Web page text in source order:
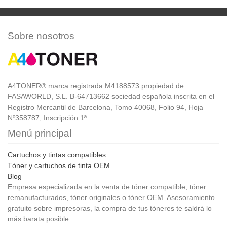
Sobre nosotros
A4TONER® marca registrada M4188573 propiedad de
FASAWORLD, S.L. B-64713662 sociedad española inscrita en el
Registro Mercantil de Barcelona, Tomo 40068, Folio 94, Hoja
Nº358787, Inscripción 1ª
Menú principal
Cartuchos y tintas compatibles
Tóner y cartuchos de tinta OEM
Blog
Empresa especializada en la venta de tóner compatible, tóner
remanufacturados, tóner originales o tóner OEM. Asesoramiento
gratuito sobre impresoras, la compra de tus tóneres te saldrá lo
más barata posible.